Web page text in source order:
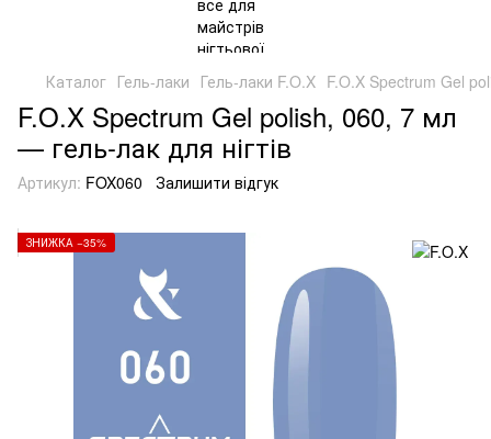
Каталог Гель-лаки Гель-лаки F.O.X F.O.X Spectrum Gel
F.O.X Spectrum Gel polish, 060, 7 мл
— гель-лак для нігтів
Артикул: FOX060 Залишити відгук
ЗНИЖКА −35%